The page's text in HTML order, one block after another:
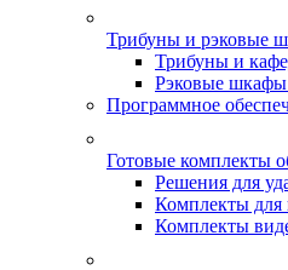
Трибуны и рэковые
Трибуны и
Рэковые шкафы
Программное
Готовые комплекты
Решения для
Комплекты для
Комплекты